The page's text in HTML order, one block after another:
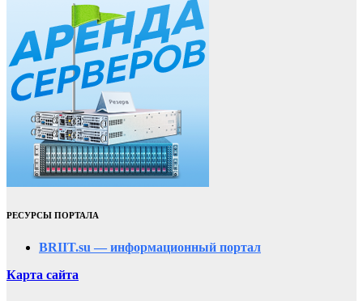
РЕСУРСЫ ПОРТАЛА
BRIIT.su — информационный портал
Карта сайта